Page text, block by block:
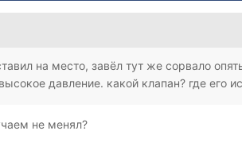
на место, завёл тут же сорвало
давление. какой клапан? где его
не менял?